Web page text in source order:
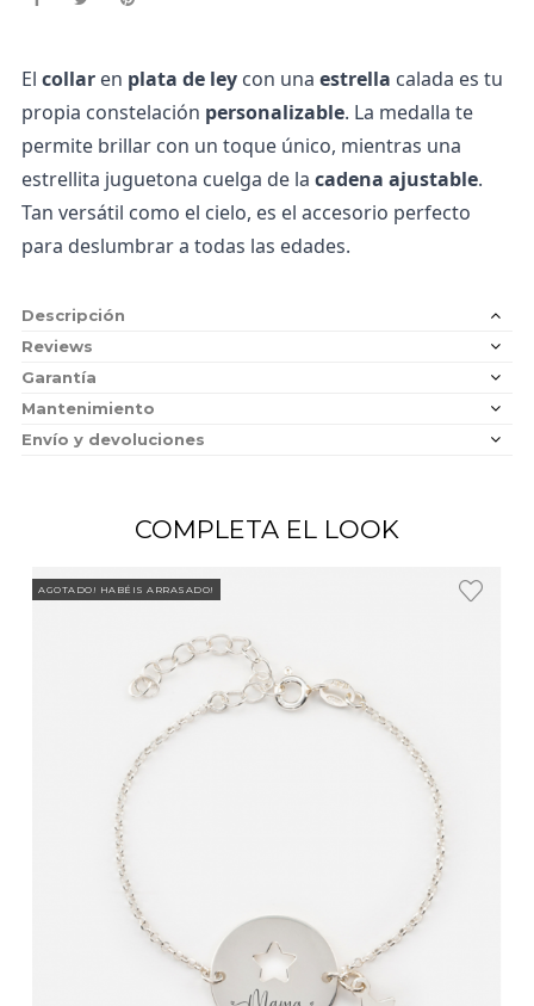
El collar en plata de ley con una estrella calada es tu
propia constelación personalizable. La medalla te
permite brillar con un toque único, mientras una
estrellita juguetona cuelga de la cadena ajustable.
Tan versátil como el cielo, es el accesorio perfecto
para deslumbrar a todas las edades.
Descripción
Reviews
Garantía
Mantenimiento
Envío y devoluciones
COMPLETA EL LOOK
AGOTADO! HABÉIS ARRASADO!